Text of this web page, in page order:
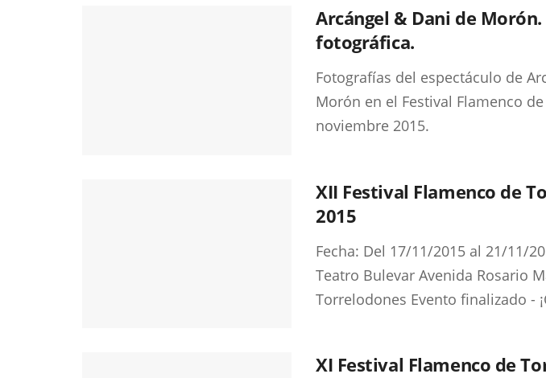
Arcángel & Dani de
fotográfica.
Fotografías del espectáculo de
Morón en el Festival Flamenco
noviembre 2015.
XII Festival Flamenco de
2015
Fecha: Del 17/11/2015 al 21/11/
Teatro Bulevar Avenida Rosario
Torrelodones Evento finalizado -
XI Festival Flamenco de